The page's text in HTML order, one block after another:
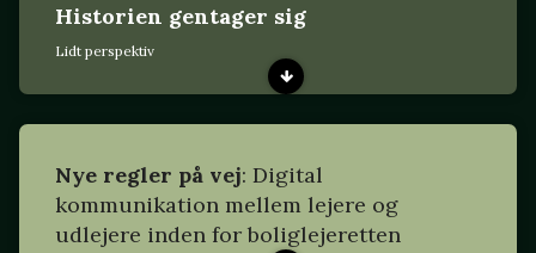
Historien gentager sig
Lidt perspektiv
Nye regler på vej: Digital
kommunikation mellem lejere og
udlejere inden for boliglejeretten